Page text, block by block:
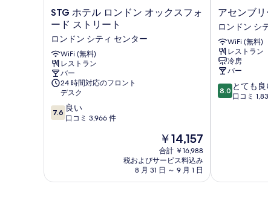
示
す
る
STG
ホ
ル
ロ
ン
ド
ン
ッ
ク
ス
STG ホテル ロンドン オックスフォ
ード ストリート
ロンドン シティ センター
WiFi (無料)
レストラン
バー
24 時間対応のフロント
デスク
10
段
口
7.6 良い
口コミ 3,966 件
現
在
の
料
金
￥14,157
合計 ￥16,988
税およびサービス料込み
8 月 31 日 ～ 9 月 1 日
ア
セ
ン
ブ
リ
ー
レ
ス
タ
ド
アセンブ
ロンドン シ
WiFi (無料)
レストラン
冷房
バー
10
段
い、
8.0 とても
口コミ